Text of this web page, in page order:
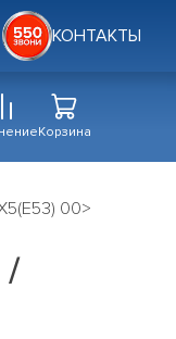
КОНТАКТЫ
Корзина
00>
/